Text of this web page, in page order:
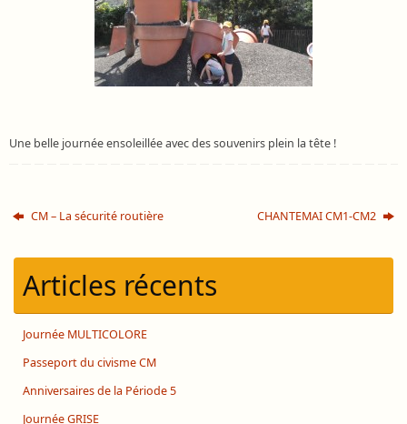
Une belle journée ensoleillée avec des souvenirs plein la tête !
CM – La sécurité routière CHANTEMAI CM1-CM2
Articles récents
Journée MULTICOLORE
Passeport du civisme CM
Anniversaires de la Période 5
Journée GRISE